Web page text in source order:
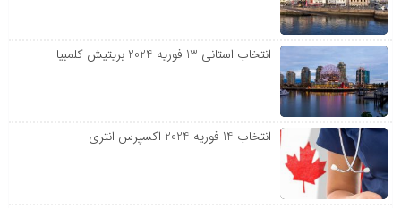
انتخاب استانی 13 فوریه 2024 بریتیش کلمبیا
انتخاب 14 فوریه 2024 اکسپرس انتری